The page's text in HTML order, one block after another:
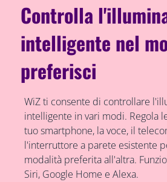
Controlla
intelligente nel
preferisci
WiZ ti consente di controllare
intelligente in vari modi. Regola
tuo smartphone, la voce, il
l'interruttore a parete esistente
modalità preferita all'altra.
Siri, Google Home e Alexa.